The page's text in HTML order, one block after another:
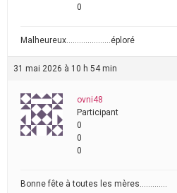
0
Malheureux…………………éploré
31 mai 2026 à 10 h 54 min
ovni48
Participant
0
0
0
Bonne fête à toutes les mères………….